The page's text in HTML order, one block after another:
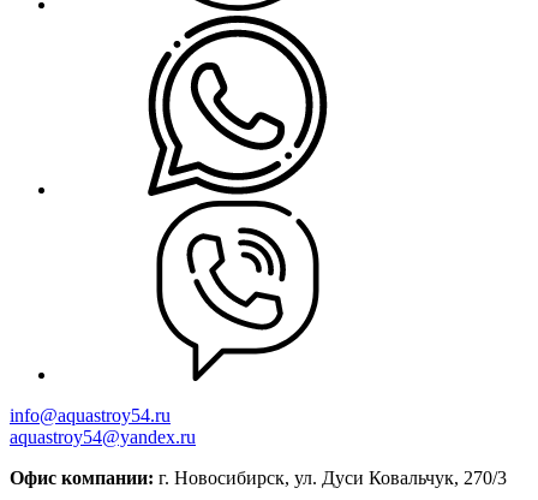
info@aquastroy54.ru
aquastroy54@yandex.ru
Офис компании: г. Новосибирск, ул. Дуси Ковальчук, 270/3